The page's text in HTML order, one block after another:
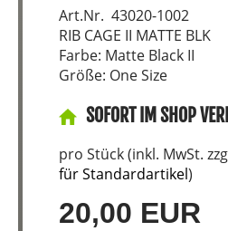
Art.Nr. 43020-1002
RIB CAGE II MATTE BLK
Farbe: Matte Black II
Größe: One Size
SOFORT IM SHOP
pro Stück (inkl. MwSt.
für Standardartikel)
20,00 EUR